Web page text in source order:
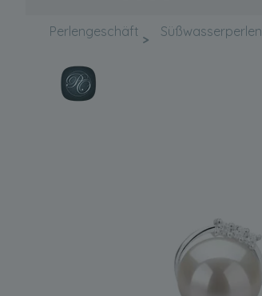
Perlengeschäft > Süßwasserperlen